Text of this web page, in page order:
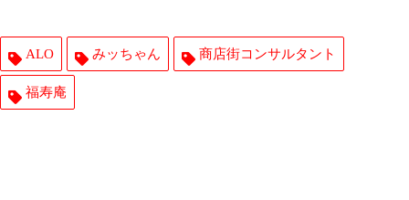
ALO みッちゃん 商店街コンサルタント
福寿庵